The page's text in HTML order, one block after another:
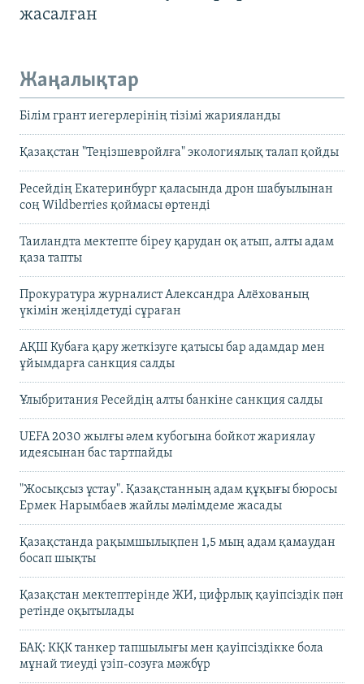
жасалған
Жаңалықтар
Білім грант иегерлерінің тізімі жарияланды
Қазақстан "Теңізшевройлға" экологиялық талап қойды
Ресейдің Екатеринбург қаласында дрон шабуылынан
соң Wildberries қоймасы өртенді
Таиландта мектепте біреу қарудан оқ атып, алты адам
қаза тапты
Прокуратура журналист Александра Алёхованың
үкімін жеңілдетуді сұраған
АҚШ Кубаға қару жеткізуге қатысы бар адамдар мен
ұйымдарға санкция салды
Ұлыбритания Ресейдің алты банкіне санкция салды
UEFA 2030 жылғы әлем кубогына бойкот жариялау
идеясынан бас тартпайды
"Жосықсыз ұстау". Қазақстанның адам құқығы бюросы
Ермек Нарымбаев жайлы мәлімдеме жасады
Қазақстанда рақымшылықпен 1,5 мың адам қамаудан
босап шықты
Қазақстан мектептерінде ЖИ, цифрлық қауіпсіздік пән
ретінде оқытылады
БАҚ: КҚК танкер тапшылығы мен қауіпсіздікке бола
мұнай тиеуді үзіп-созуға мәжбүр